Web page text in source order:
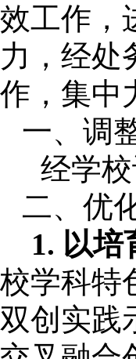
效工作
力，经处
作，集中
一、 调
经学
二、 优
1. 以培
校学科特
双创实践